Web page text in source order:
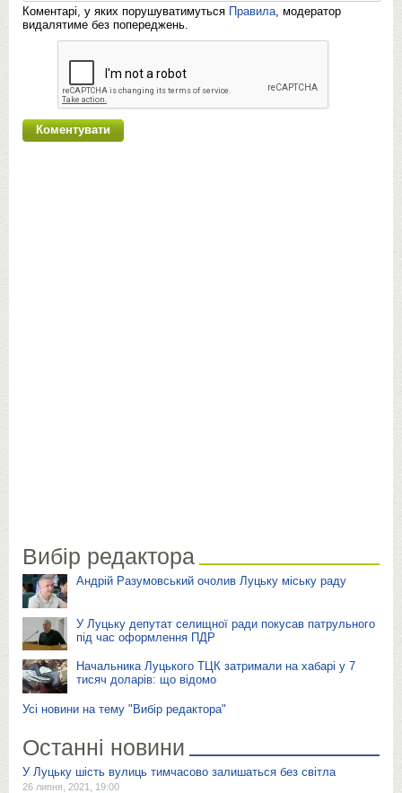
Коментарі, у яких порушуватимуться Правила, модератор
видалятиме без попереджень.
Вибір редактора
Андрій Разумовський очолив Луцьку міську раду
У Луцьку депутат селищної ради покусав патрульного
під час оформлення ПДР
Начальника Луцького ТЦК затримали на хабарі у 7
тисяч доларів: що відомо
Усі новини на тему "Вибір редактора"
Останні новини
У Луцьку шість вулиць тимчасово залишаться без світла
26 липня, 2021, 19:00